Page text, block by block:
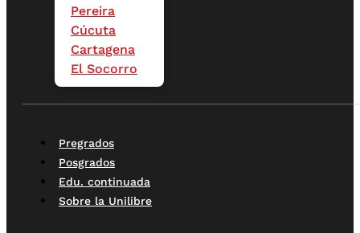
Pereira
Cúcuta
Cartagena
El Socorro
Pregrados
Posgrados
Edu. continuada
Sobre la Unilibre